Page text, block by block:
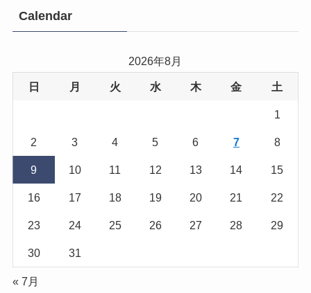
Calendar
2026年8月
日 月 火 水 木 金 土
1
2 3 4 5 6 7 8
9 10 11 12 13 14 15
16 17 18 19 20 21 22
23 24 25 26 27 28 29
30 31
« 7月